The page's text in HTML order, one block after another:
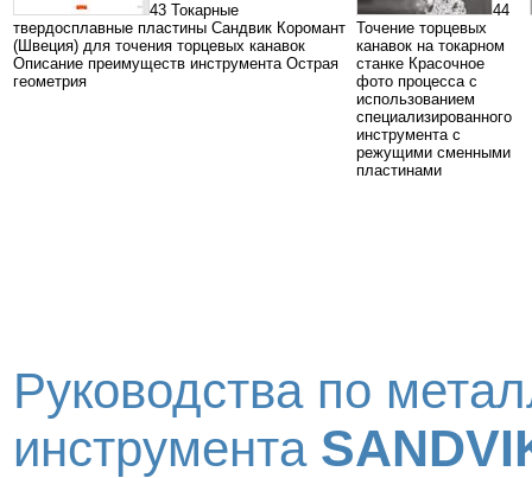
43 Токарные
твердосплавные пластины Сандвик Коромант
(Швеция) для точения торцевых канавок
Описание преимуществ инструмента Острая
геометрия
44
Точение торцевых
канавок на токарном
станке Красочное
фото процесса с
использованием
специализированного
инструмента с
режущими сменными
пластинами
Руководства по
инструмента